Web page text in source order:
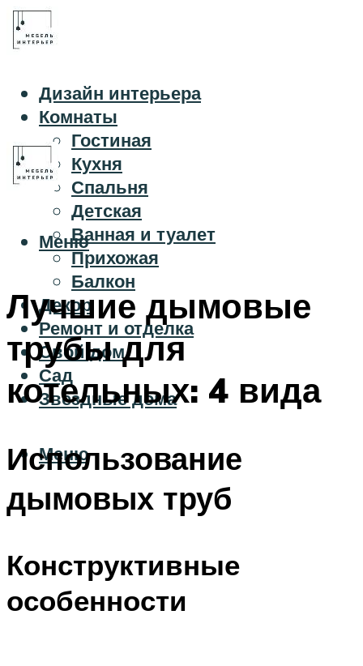
Дизайн интерьера
Комнаты
Гостиная
Кухня
Спальня
Детская
Ванная и туалет
Прихожая
Балкон
Декор
Ремонт и отделка
Свой дом
Сад
Звездные дома
Меню
Меню
Лучшие дымовые
трубы для
котельных: 4 вида
Использование
дымовых труб
Конструктивные
особенности